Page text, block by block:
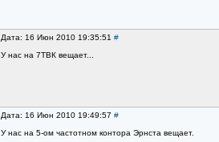
Дата: 16 Июн 2010 19:35:51 #
У нас на 7ТВК вещает...
Дата: 16 Июн 2010 19:49:57 #
У нас на 5-ом частотном контора Эрнста вещает.